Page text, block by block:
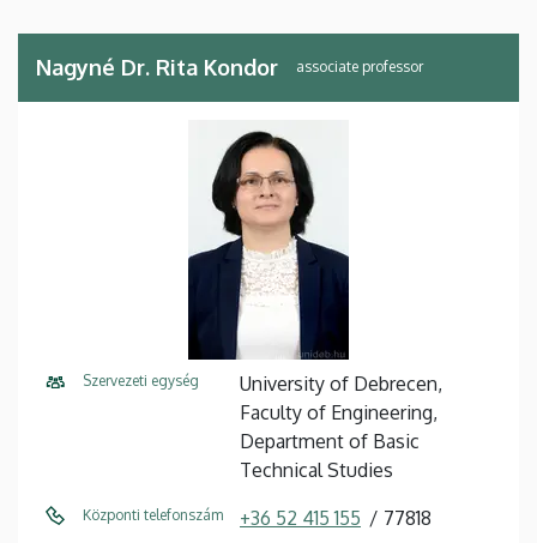
Nagyné Dr. Rita Kondor associate professor
Szervezeti egység
University of Debrecen,
Faculty of Engineering,
Department of Basic
Technical Studies
Központi telefonszám +36 52 415 155 77818